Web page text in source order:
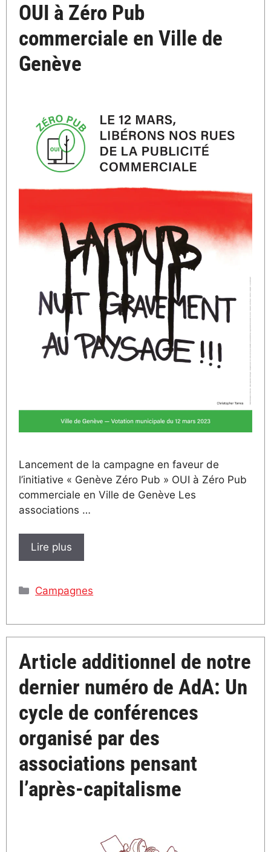
OUI à Zéro Pub
commerciale en Ville de
Genève
Lancement de la campagne en faveur de
l’initiative « Genève Zéro Pub » OUI à Zéro Pub
commerciale en Ville de Genève Les
associations …
Lire plus
Catégories
Campagnes
Article additionnel de notre
dernier numéro de AdA: Un
cycle de conférences
organisé par des
associations pensant
l’après-capitalisme